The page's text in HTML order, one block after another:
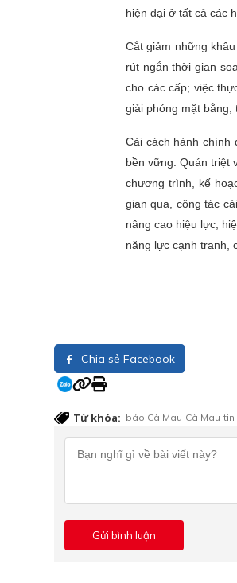
hiện đại ở tất cả các
Cắt giảm những
rút ngắn thời gian
cho các cấp; việc
giải phóng mặt bằng,
Cải cách hành
bền vững. Quán triệt
chương trình, kế
gian qua, công tác
nâng cao hiệu lực,
năng lực cạnh tranh,
Chia sẻ Facebook
Từ khóa: báo Cà Mau Cà Mau tin